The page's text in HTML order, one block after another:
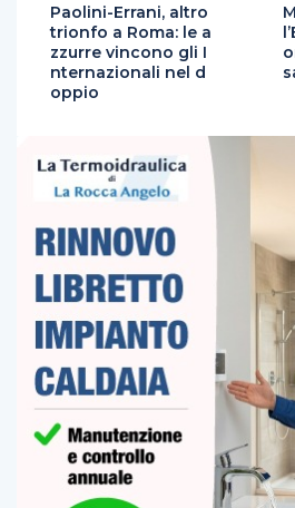
Paolini-Errani, altro
trionfo a Roma: le a
zzurre vincono gli I
nternazionali nel d
oppio